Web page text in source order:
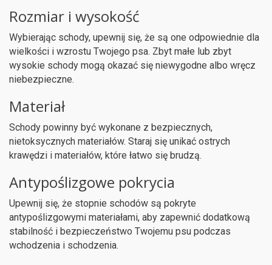
Rozmiar i wysokość
Wybierając schody, upewnij się, że są one odpowiednie dla
wielkości i wzrostu Twojego psa. Zbyt małe lub zbyt
wysokie schody mogą okazać się niewygodne albo wręcz
niebezpieczne.
Materiał
Schody powinny być wykonane z bezpiecznych,
nietoksycznych materiałów. Staraj się unikać ostrych
krawędzi i materiałów, które łatwo się brudzą.
Antypoślizgowe pokrycia
Upewnij się, że stopnie schodów są pokryte
antypoślizgowymi materiałami, aby zapewnić dodatkową
stabilność i bezpieczeństwo Twojemu psu podczas
wchodzenia i schodzenia.